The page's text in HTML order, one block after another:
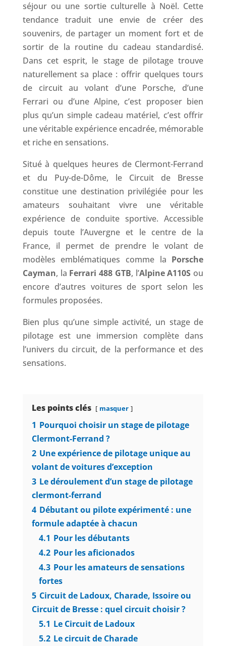
séjour ou une sortie culturelle à Noël. Cette
tendance traduit une envie de créer des
souvenirs, de partager un moment fort et de
sortir de la routine du cadeau standardisé.
Dans cet esprit, le stage de pilotage trouve
naturellement sa place : offrir quelques tours
de circuit au volant d’une Porsche, d’une
Ferrari ou d’une Alpine, c’est proposer bien
plus qu’un simple cadeau matériel, c’est offrir
une véritable expérience encadrée, mémorable
et riche en sensations.
Situé à quelques heures de Clermont-Ferrand
et du Puy-de-Dôme, le Circuit de Bresse
constitue une destination privilégiée pour les
amateurs souhaitant vivre une véritable
expérience de conduite sportive. Accessible
depuis toute l’Auvergne et le centre de la
France, il permet de prendre le volant de
modèles emblématiques comme la Porsche
Cayman, la Ferrari 488 GTB, l’Alpine A110S ou
encore d’autres voitures de sport selon les
formules proposées.
Bien plus qu’une simple activité, un stage de
pilotage est une immersion complète dans
l’univers du circuit, de la performance et des
sensations.
Les points clés masquer
1 Pourquoi choisir un stage de pilotage
Clermont-Ferrand ?
2 Une expérience de pilotage unique au
volant de voitures d’exception
3 Le déroulement d’un stage de pilotage
clermont-ferrand
4 Débutant ou pilote expérimenté : une
formule adaptée à chacun
4.1 Pour les débutants
4.2 Pour les aficionados
4.3 Pour les amateurs de sensations
fortes
5 Circuit de Ladoux, Charade, Issoire ou
Circuit de Bresse : quel circuit choisir ?
5.1 Le Circuit de Ladoux
5.2 Le circuit de Charade